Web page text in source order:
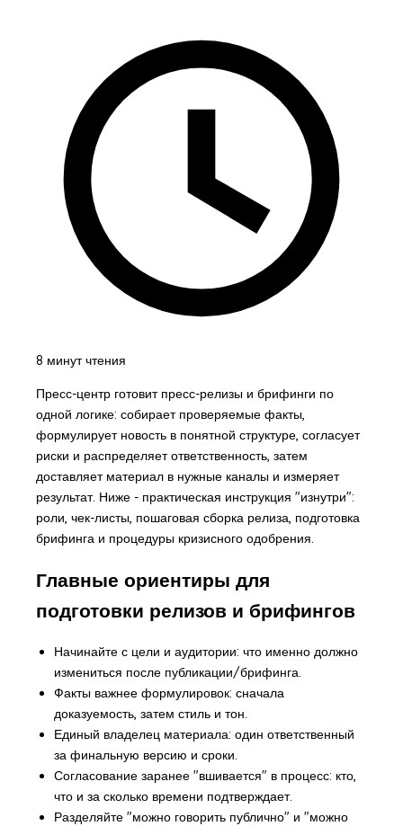
8 минут чтения
Пресс-центр готовит пресс-релизы и брифинги по
одной логике: собирает проверяемые факты,
формулирует новость в понятной структуре, согласует
риски и распределяет ответственность, затем
доставляет материал в нужные каналы и измеряет
результат. Ниже - практическая инструкция "изнутри":
роли, чек-листы, пошаговая сборка релиза, подготовка
брифинга и процедуры кризисного одобрения.
Главные ориентиры для
подготовки релизов и брифингов
Начинайте с цели и аудитории: что именно должно
измениться после публикации/брифинга.
Факты важнее формулировок: сначала
доказуемость, затем стиль и тон.
Единый владелец материала: один ответственный
за финальную версию и сроки.
Согласование заранее "вшивается" в процесс: кто,
что и за сколько времени подтверждает.
Разделяйте "можно говорить публично" и "можно